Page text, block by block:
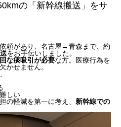
の「新幹線搬送」をサ
頼があり、名古屋→青森まで、約
をお手伝いしました。
な痰吸引が必要な方。医療行為を
かせません。
しい
の軽減を第一に考え、 新幹線での